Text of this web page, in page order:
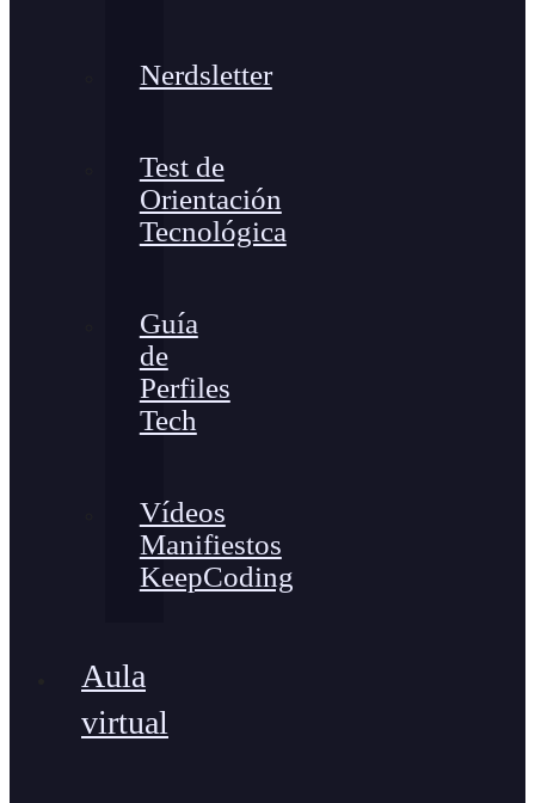
Nerdsletter
Test de
Orientación
Tecnológica
Guía
de
Perfiles
Tech
Vídeos
Manifiestos
KeepCoding
Aula
virtual